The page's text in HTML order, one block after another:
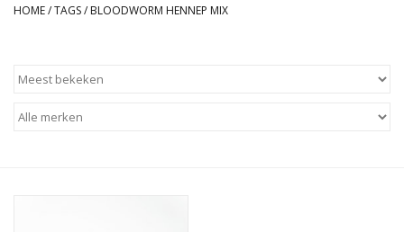
HOME/TAGS/ BLOODWORM HENNEP MIX